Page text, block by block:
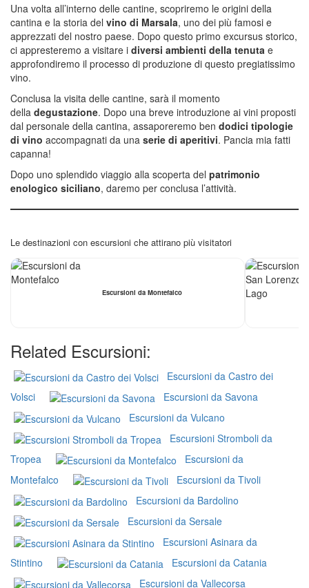
Una volta all’interno delle cantine, scopriremo le origini della
cantina e la storia del vino di Marsala, uno dei più famosi e
apprezzati del nostro paese. Dopo questo primo excursus storico,
ci appresteremo a visitare i diversi ambienti della tenuta e
approfondiremo il processo di produzione di questo pregiatissimo
vino.
Conclusa la visita delle cantine, sarà il momento
della degustazione. Dopo una breve introduzione ai vini proposti
dal personale della cantina, assaporeremo ben dodici tipologie
di vino accompagnati da una serie di aperitivi. Pancia mia fatti
capanna!
Dopo uno splendido viaggio alla scoperta del patrimonio
enologico siciliano, daremo per conclusa l’attività.
Le destinazioni con escursioni che attirano più visitatori
Escursioni da Montefalco
Related Escursioni:
Escursioni da Castro dei
Volsci
Escursioni da Savona
Escursioni da Vulcano
Escursioni Stromboli da
Tropea
Escursioni da
Montefalco
Escursioni da Tivoli
Escursioni da Bardolino
Escursioni da Sersale
Escursioni Asinara da
Stintino
Escursioni da Catania
Escursioni da Vallecorsa